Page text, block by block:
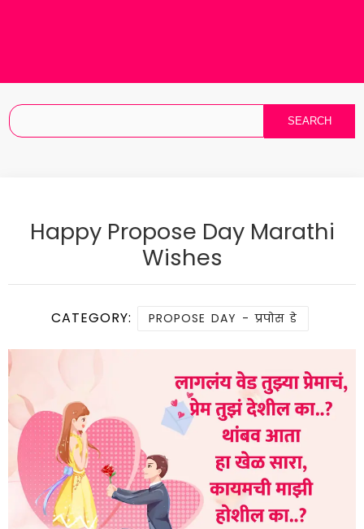
Happy Propose Day Marathi
Wishes
CATEGORY: PROPOSE DAY - प्रपोस डे